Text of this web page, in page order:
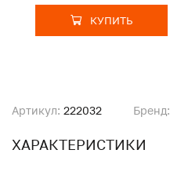
Артикул: 222032 Бренд:
ХАРАКТЕРИСТИКИ
КУПИТЬ